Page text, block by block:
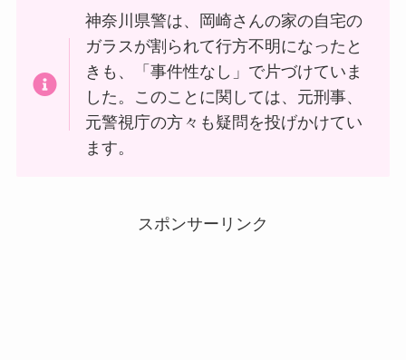
神奈川県警は、岡崎さんの家の自宅の
ガラスが割られて行方不明になったと
きも、「事件性なし」で片づけていま
した。このことに関しては、元刑事、
元警視庁の方々も疑問を投げかけてい
ます。
スポンサーリンク